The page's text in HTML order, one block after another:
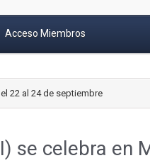
Acceso Miembros
22 al 24 de septiembre
se celebra en